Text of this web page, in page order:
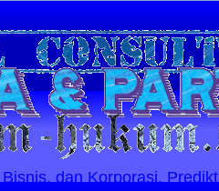
dan Korporasi.